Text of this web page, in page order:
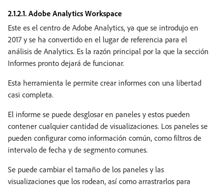
2.1.2.1. Adobe Analytics Workspace
Este es el centro de Adobe Analytics, ya que se introdujo en
2017 y se ha convertido en el lugar de referencia para el
análisis de Analytics. Es la razón principal por la que la sección
Informes pronto dejará de funcionar.
Esta herramienta le permite crear informes con una libertad
casi completa.
El informe se puede desglosar en paneles y estos pueden
contener cualquier cantidad de visualizaciones. Los paneles se
pueden configurar como información común, como filtros de
intervalo de fecha y de segmento comunes.
Se puede cambiar el tamaño de los paneles y las
visualizaciones que los rodean, así como arrastrarlos para